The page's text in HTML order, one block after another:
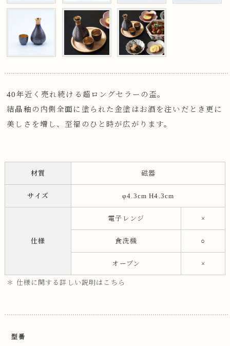
40年近く売れ続ける超ロングセラーの盃。
結晶釉の内側全面に塗られた金塗はお酒を注いだとき更に
美しさを増し、至福のひと時が広がります。
材質 磁器
サイズ φ4.3cm H4.3cm
仕様
電子レンジ ×
食洗機 ○
オーブン ×
＊ 仕様に関する詳しい説明はこちら
型番